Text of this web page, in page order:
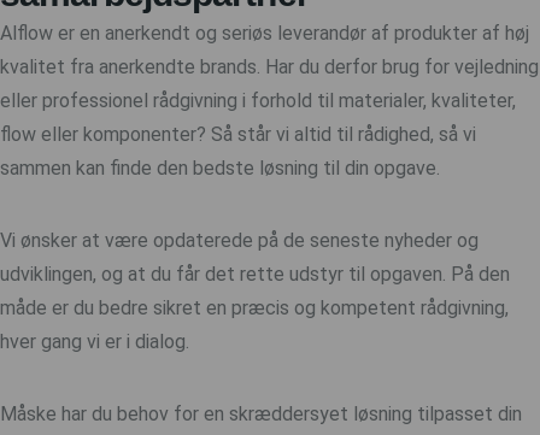
Alflow er en anerkendt og seriøs leverandør af produkter af høj
kvalitet fra anerkendte brands. Har du derfor brug for vejledning
eller professionel rådgivning i forhold til materialer, kvaliteter,
flow eller komponenter? Så står vi altid til rådighed, så vi
sammen kan finde den bedste løsning til din opgave.
Vi ønsker at være opdaterede på de seneste nyheder og
udviklingen, og at du får det rette udstyr til opgaven. På den
måde er du bedre sikret en præcis og kompetent rådgivning,
hver gang vi er i dialog.
Måske har du behov for en skræddersyet løsning tilpasset din